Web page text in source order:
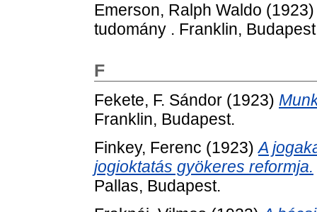
Emerson, Ralph Waldo
tudomány . Franklin,
F
Fekete, F. Sándor (1923)
Franklin, Budapest.
Finkey, Ferenc (1923)A
jogioktatás gyökeres reformja.
Pallas, Budapest.